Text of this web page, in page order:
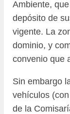
Ambiente,
depósito de
vigente. La
dominio, y
convenio que
Sin embargo
vehículos
de la